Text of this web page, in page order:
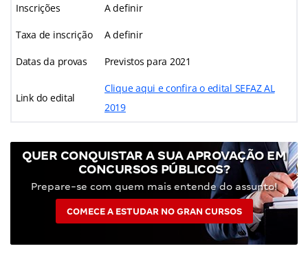
Inscrições A definir
Taxa de inscrição A definir
Datas da provas Previstos para 2021
Link do edital
Clique aqui e confira o edital SEFAZ AL
2019
QUER CONQUISTAR A SUA APROVAÇÃO EM
CONCURSOS PÚBLICOS?
Prepare-se com quem mais entende do assunto!
COMECE A ESTUDAR NO GRAN CURSOS